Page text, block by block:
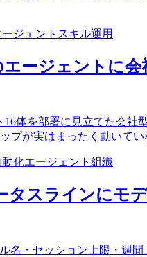
ジェント スキル運用
エージェントに
16体を部署に見立てた会
プが実はまったく動いてい
動化エージェント組織
タスラインにモ
ル名・セッション上限・